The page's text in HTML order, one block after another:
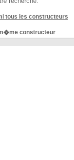
tous les constructeurs
constructeur